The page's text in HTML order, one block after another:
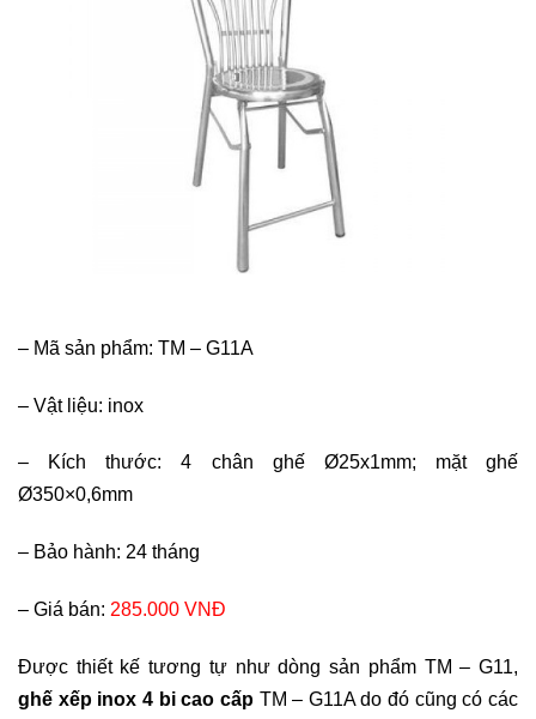
– Mã sản phẩm: TM – G11A
– Vật liệu: inox
–
Kích thước: 4 chân ghế Ø25x1mm; mặt ghế
Ø350×0,6mm
– Bảo hành: 24 tháng
– Giá bán: 285.000 VNĐ
Được thiết kế tương tự như dòng sản phẩm TM – G11,
ghế xếp inox 4 bi cao cấpTM – G11A do đó cũng có các